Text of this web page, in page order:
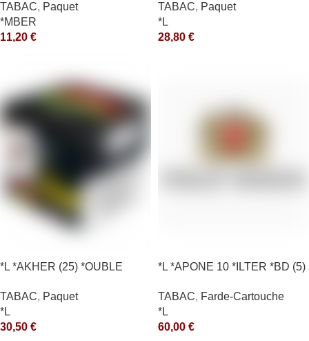
TABAC, Paquet
*MBER
11,20 €
TABAC, Paquet
*L
28,80 €
*L *AKHER (25) *OUBLE
TABAC, Paquet
*L
30,50 €
*L *APONE 10 *ILTER *BD (5)
TABAC, Farde-Cartouche
*L
60,00 €